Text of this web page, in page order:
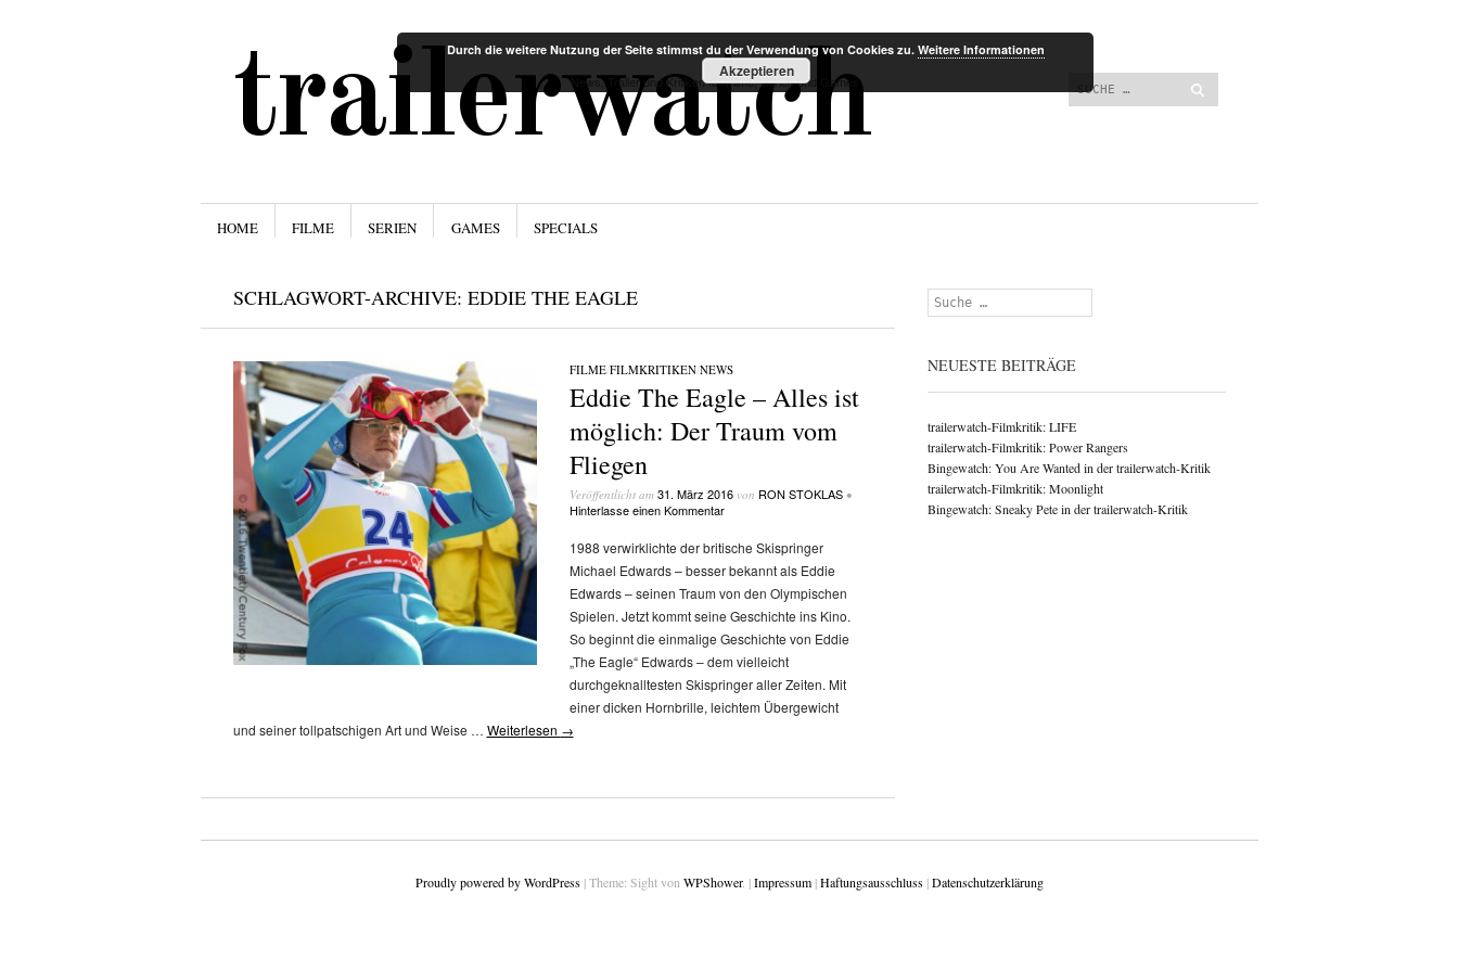
trailerwatch
News, Trailer und Kritiken für Filme, Serien und Games Suchen
Menü
Zum Inhalt springen
ZUM INHALT SPRINGEN
HOME FILME SERIEN GAMES SPECIALS
SCHLAGWORT-ARCHIVE: EDDIE THE EAGLE
FILME/FILMKRITIKEN/NEWS
Eddie The Eagle – Alles ist
möglich: Der Traum vom
Fliegen
Veröffentlicht am 31. März 2016von RON STOKLAS •
Hinterlasse einen Kommentar
1988 verwirklichte der britische Skispringer
Michael Edwards – besser bekannt als Eddie
Edwards – seinen Traum von den Olympischen
Spielen. Jetzt kommt seine Geschichte ins Kino.
So beginnt die einmalige Geschichte von Eddie
„The Eagle“ Edwards – dem vielleicht
durchgeknalltesten Skispringer aller Zeiten. Mit
einer dicken Hornbrille, leichtem Übergewicht
und seiner tollpatschigen Art und Weise … Weiterlesen →
Suchen
NEUESTE BEITRÄGE
trailerwatch-Filmkritik: LIFE
trailerwatch-Filmkritik: Power Rangers
Bingewatch: You Are Wanted in der trailerwatch-Kritik
trailerwatch-Filmkritik: Moonlight
Bingewatch: Sneaky Pete in der trailerwatch-Kritik
Proudly powered by WordPress |Theme: Sight von WPShower. |Impressum |Haftungsausschluss |Datenschutzerklärung
Durch die weitere Nutzung der Seite stimmst du der Verwendung von Cookies zu. Weitere Informationen
Akzeptieren